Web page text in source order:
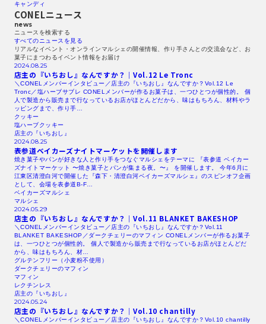
キャンディ
CONELニュース
news
ニュースを検索する​
すべてのニュースを見る​
リアルなイベント・オンラインマルシェの開催情報、作り手さんとの交流会など、お
菓子にまつわるイベント情報をお届け
2024.08.25
店主の『いちおし』なんですか？｜Vol.12 Le Tronc
＼CONELメンバーインタビュー／店主の『いちおし』なんですか？Vol.12 Le
Tronc／塩ハーブサブレ CONELメンバーが作るお菓子は、一つひとつが個性的。 個
人で製造から販売まで行なっているお店がほとんどだから、味はもちろん、材料やラ
ッピングまで、作り手…
クッキー
塩ハーブクッキー
店主の『いちおし』
2024.08.25
表参道ベイカーズナイトマーケットを開催します
焼き菓子やパンが好きな人と作り手をつなぐマルシェをテーマに 『表参道 ベイカー
ズナイトマーケット 〜焼き菓子とパンが集まる夜。〜』 を開催します。 今年6月に
江東区清澄白河で開催した『森下・清澄白河ベイカーズマルシェ』のスピンオフ企画
として、会場を表参道B-F…
ベイカーズマルシェ
マルシェ
2024.05.29
店主の『いちおし』なんですか？｜Vol.11 BLANKET BAKESHOP
＼CONELメンバーインタビュー／店主の『いちおし』なんですか？Vol.11
BLANKET BAKESHOP／ダークチェリーのマフィン CONELメンバーが作るお菓子
は、一つひとつが個性的。 個人で製造から販売まで行なっているお店がほとんどだ
から、味はもちろん、材…
グルテンフリー（小麦粉不使用）
ダークチェリーのマフィン
マフィン
レクチンレス
店主の『いちおし』
2024.05.24
店主の『いちおし』なんですか？｜Vol.10 chantilly
＼CONELメンバーインタビュー／店主の『いちおし』なんですか？Vol.10 chantilly